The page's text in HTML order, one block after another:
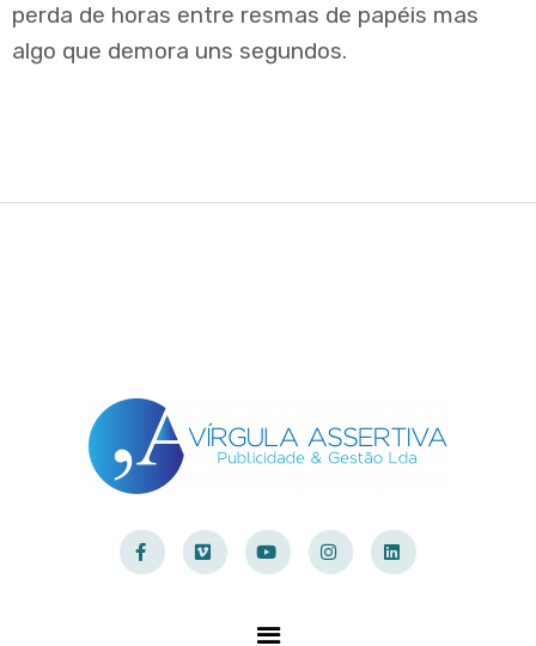
perda de horas entre resmas de papéis mas
algo que demora uns segundos.